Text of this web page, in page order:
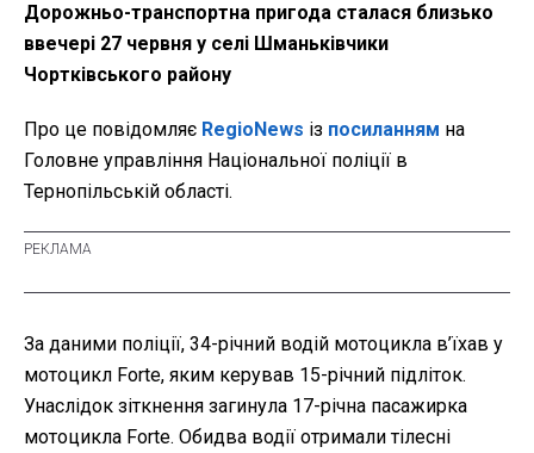
Дорожньо-транспортна пригода сталася близько
ввечері 27 червня у селі Шманьківчики
Чортківського району
Про це повідомляє RegioNews із посиланням на
Головне управління Національної поліції в
Тернопільській області.
За даними поліції, 34-річний водій мотоцикла в’їхав у
мотоцикл Forte, яким керував 15-річний підліток.
Унаслідок зіткнення загинула 17-річна пасажирка
мотоцикла Forte. Обидва водії отримали тілесні